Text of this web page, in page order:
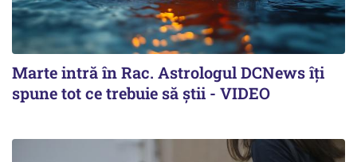
Marte intră în Rac. Astrologul DCNews îți
spune tot ce trebuie să știi - VIDEO